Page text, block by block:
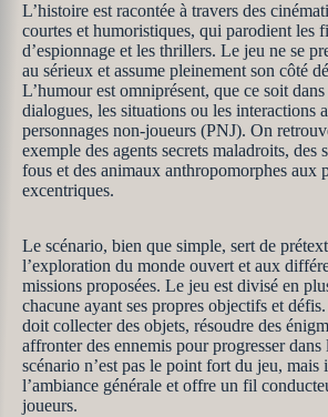
L’histoire est racontée à travers des
courtes et humoristiques, qui parodient les
d’espionnage et les thrillers. Le jeu ne se
au sérieux et assume pleinement son côté
L’humour est omniprésent, que ce soit dans
dialogues, les situations ou les interactions
personnages non-joueurs (PNJ). On
exemple des agents secrets maladroits, des
fous et des animaux anthropomorphes aux
excentriques.
Le scénario, bien que simple, sert de
l’exploration du monde ouvert et aux
missions proposées. Le jeu est divisé en
chacune ayant ses propres objectifs et
doit collecter des objets, résoudre des
affronter des ennemis pour progresser dans
scénario n’est pas le point fort du jeu, mais
l’ambiance générale et offre un fil
joueurs.